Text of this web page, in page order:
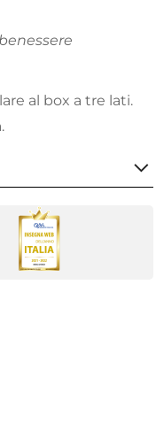
al box a tre lati.